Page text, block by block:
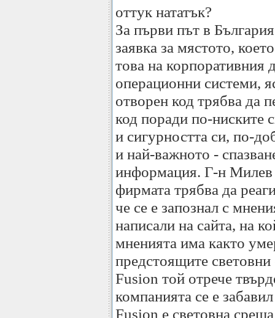
оттук нататък?
За първи път в
заявка за мястото,
това на корпоративния
операционни системи,
отворен код трябва да
код поради по-ниските
и сигурността си, по-
и най-важното -
информация. Г-н Милев
фирмата трябва да
че се е запознал с
написали на сайта, на
мненията има както
предстоящите
Fusion той отрече
компанията се е
Fusion е световна